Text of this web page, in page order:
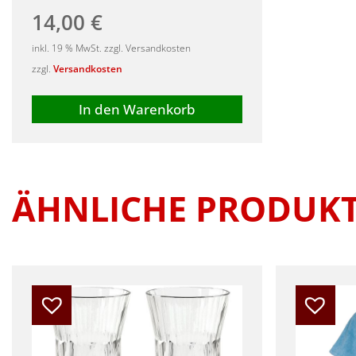
14,00 €
inkl. 19 % MwSt. zzgl. Versandkosten
zzgl. Versandkosten
In den Warenkorb
ÄHNLICHE